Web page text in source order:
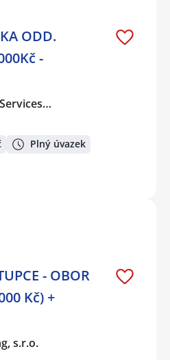
ODD.
-
Plný úvazek
- OBOR
Kč) +
s.r.o.